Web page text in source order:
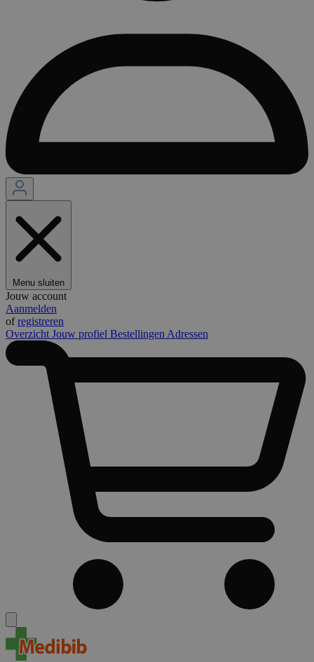
Menu sluiten
Jouw account
Aanmelden
ofregistreren
Overzicht Jouw profiel Bestellingen Adressen